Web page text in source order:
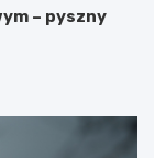
– pyszny